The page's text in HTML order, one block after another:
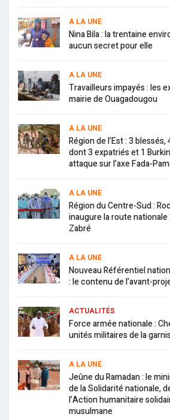
A LA UNE
Nina Bila : la trentaine
aucun secret pour elle
A LA UNE
Travailleurs impayés : les
mairie de Ouagadougou
A LA UNE
Région de l’Est : 3
dont 3 expatriés et 1
attaque sur l’axe Fada-
A LA UNE
Région du Centre-Sud :
inaugure la route
Zabré
A LA UNE
Nouveau Référentiel
: le contenu de l’avant-
ACTUALITÉS
Force armée nationale :
unités militaires de la
A LA UNE
Jeûne du Ramadan : le
de la Solidarité nationale,
l’Action humanitaire
musulmane